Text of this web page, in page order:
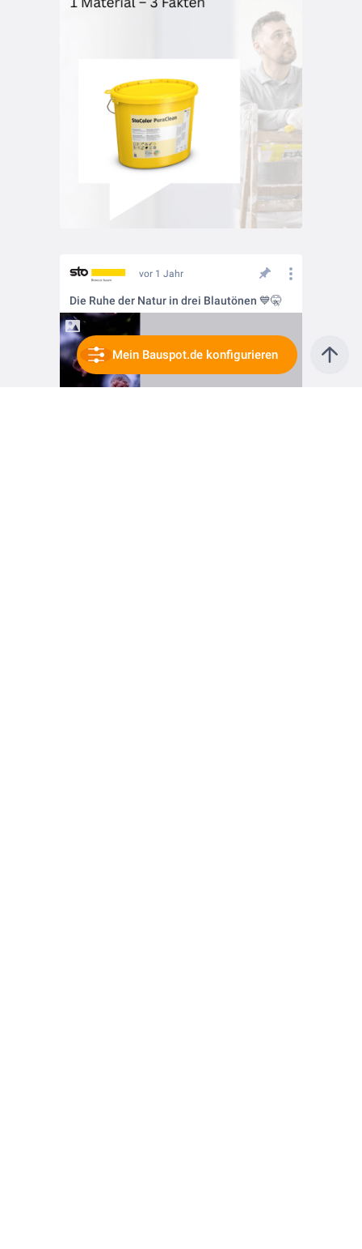
vor 1 Jahr
Die Ruhe der Natur in drei Blautönen 💙🤫
Mein Bauspot.de konfigurieren